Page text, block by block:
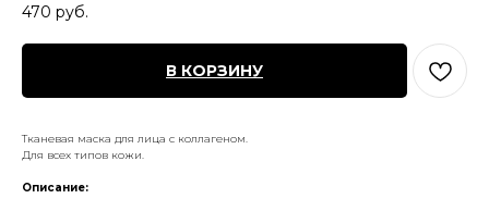
470 руб.
В КОРЗИНУ
Тканевая маска для лица с коллагеном.
Для всех типов кожи.
Описание: